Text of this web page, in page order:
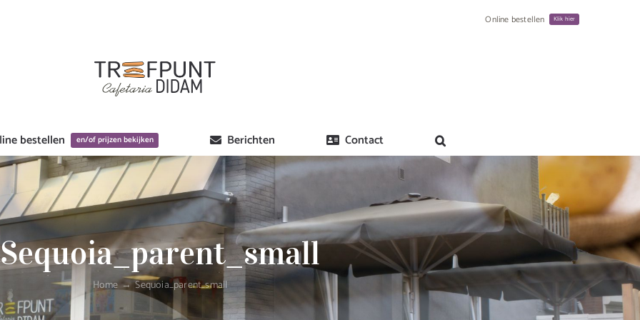
Online bestellen Klik hier
bestellen en/of prijzen bekijken Berichten Contact
Sequoia_parent_small
Home Sequoia_parent_small